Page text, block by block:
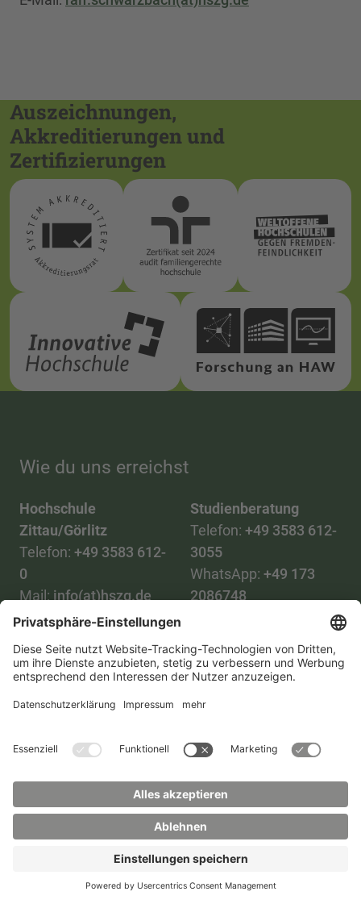
Auszeichnungen,
Akkreditierungen und
Zertifizierungen
Wie du uns erreichst
Hochschule
Zittau/Görlitz
Telefon: +49 3583 612-
0
Mail: info(at)hszg.de
Studienberatung
Telefon: +49 3583 612-
3055
WhatsApp: +49 173
2086748
Alle StudiengängeDatenschutz
ImpressumBarrierefreiheitPresse